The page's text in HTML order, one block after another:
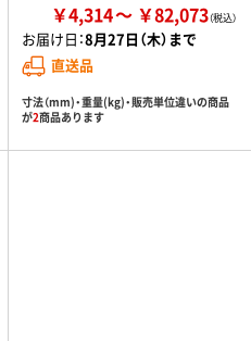
￥4,314 ￥82,073
お届け日：8月27日（木）まで
直送品
寸法（mm)・重量(kg)・販売単位違いの商品
が2商品あります